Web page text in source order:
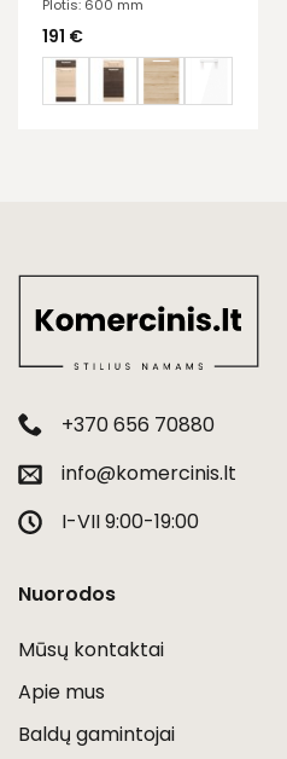
Plotis: 600 mm
191 €
+370 656 70880
info@komercinis.lt
I-VII 9:00-19:00
Nuorodos
Mūsų kontaktai
Apie mus
Baldų gamintojai